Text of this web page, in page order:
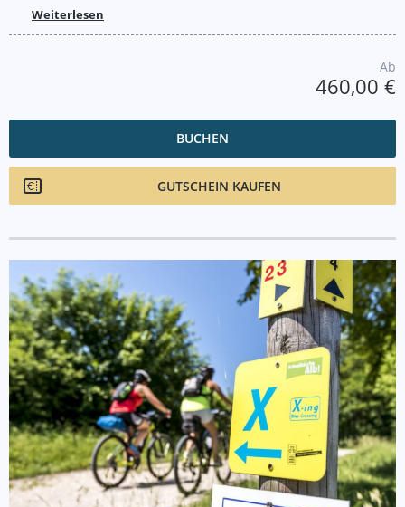
Weiterlesen
Ab
460,00 €
BUCHEN
GUTSCHEIN KAUFEN